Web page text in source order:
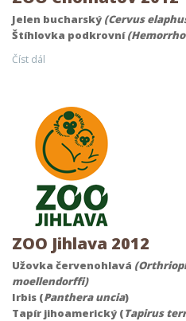
Jelen bucharský (Cervus
Štíhlovka podkrovní
Číst dál
ZOO Jihlava 2012
Užovka červenohlavá
moellendorffi)
Irbis (Panthera uncia)
Tapír jihoamerický (Tapirus